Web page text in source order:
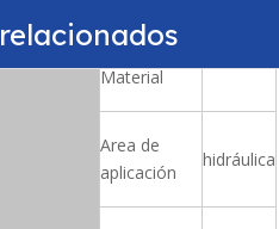
Juntas -
Material
NBR
Area de
aplicación
hidráulica
relacionados